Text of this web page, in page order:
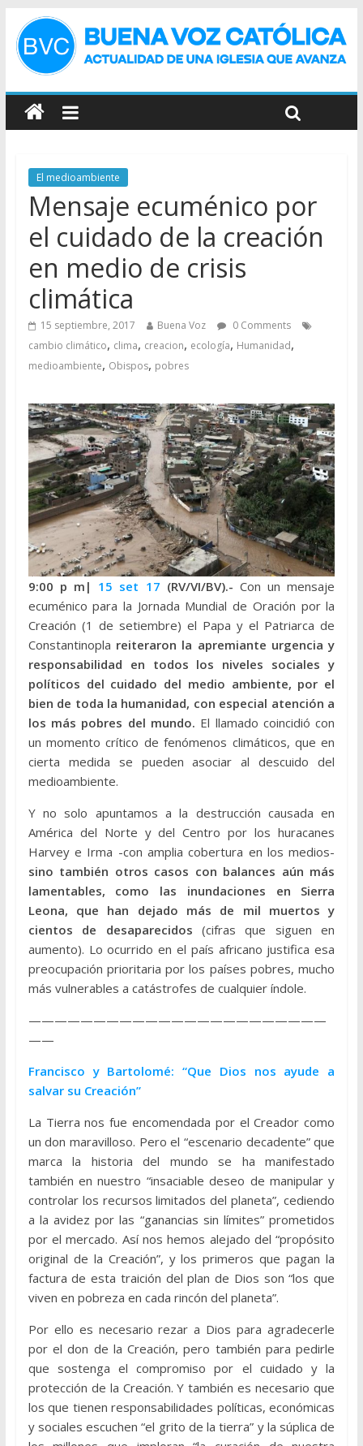
El medioambiente
Mensaje ecuménico por
el cuidado de la creación
en medio de crisis
climática
15 septiembre, 2017 Buena Voz
0 Comments
cambio climático, clima, creacion, ecología, Humanidad,
medioambiente, Obispos, pobres
9:00 p m| 15 set 17 (RV/VI/BV).- Con un mensaje
ecuménico para la Jornada Mundial de Oración por la
Creación (1 de setiembre) el Papa y el Patriarca de
Constantinopla reiteraron la apremiante urgencia y
responsabilidad en todos los niveles sociales y
políticos del cuidado del medio ambiente, por el
bien de toda la humanidad, con especial atención a
los más pobres del mundo. El llamado coincidió con
un momento crítico de fenómenos climáticos, que en
cierta medida se pueden asociar al descuido del
medioambiente.
Y no solo apuntamos a la destrucción causada en
América del Norte y del Centro por los huracanes
Harvey e Irma -con amplia cobertura en los medios-
sino también otros casos con balances aún más
lamentables, como las inundaciones en Sierra
Leona, que han dejado más de mil muertos y
cientos de desaparecidos (cifras que siguen en
aumento). Lo ocurrido en el país africano justifica esa
preocupación prioritaria por los países pobres, mucho
más vulnerables a catástrofes de cualquier índole.
———————————————————————
——
Francisco y Bartolomé: “Que Dios nos ayude a
salvar su Creación”
La Tierra nos fue encomendada por el Creador como
un don maravilloso. Pero el “escenario decadente” que
marca la historia del mundo se ha manifestado
también en nuestro “insaciable deseo de manipular y
controlar los recursos limitados del planeta”, cediendo
a la avidez por las “ganancias sin límites” prometidos
por el mercado. Así nos hemos alejado del “propósito
original de la Creación”, y los primeros que pagan la
factura de esta traición del plan de Dios son “los que
viven en pobreza en cada rincón del planeta”.
Por ello es necesario rezar a Dios para agradecerle
por el don de la Creación, pero también para pedirle
que sostenga el compromiso por el cuidado y la
protección de la Creación. Y también es necesario que
los que tienen responsabilidades políticas, económicas
y sociales escuchen “el grito de la tierra” y la súplica de